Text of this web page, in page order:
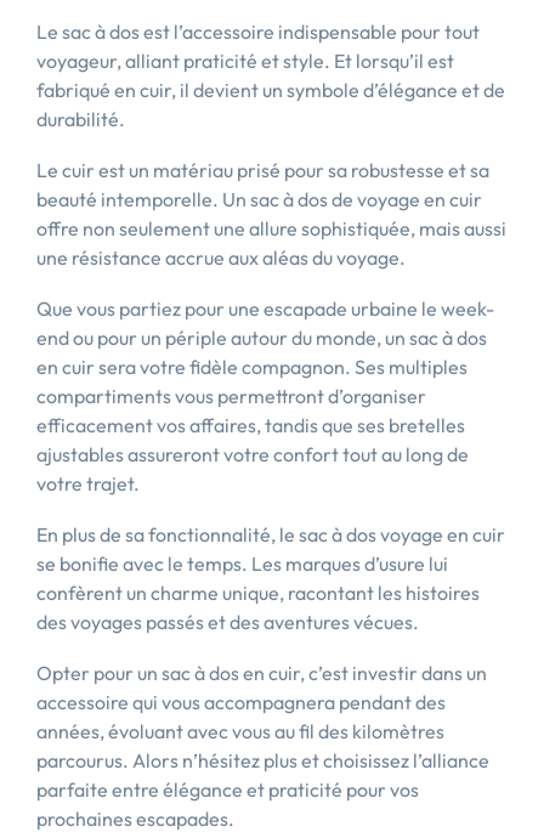
Le sac à dos est l’accessoire indispensable pour tout
voyageur, alliant praticité et style. Et lorsqu’il est
fabriqué en cuir, il devient un symbole d’élégance et de
durabilité.
Le cuir est un matériau prisé pour sa robustesse et sa
beauté intemporelle. Un sac à dos de voyage en cuir
offre non seulement une allure sophistiquée, mais aussi
une résistance accrue aux aléas du voyage.
Que vous partiez pour une escapade urbaine le week-
end ou pour un périple autour du monde, un sac à dos
en cuir sera votre fidèle compagnon. Ses multiples
compartiments vous permettront d’organiser
efficacement vos affaires, tandis que ses bretelles
ajustables assureront votre confort tout au long de
votre trajet.
En plus de sa fonctionnalité, le sac à dos voyage en cuir
se bonifie avec le temps. Les marques d’usure lui
confèrent un charme unique, racontant les histoires
des voyages passés et des aventures vécues.
Opter pour un sac à dos en cuir, c’est investir dans un
accessoire qui vous accompagnera pendant des
années, évoluant avec vous au fil des kilomètres
parcourus. Alors n’hésitez plus et choisissez l’alliance
parfaite entre élégance et praticité pour vos
prochaines escapades.